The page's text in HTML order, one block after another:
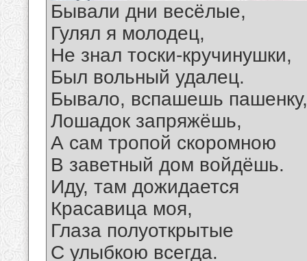
Бывали дни весёлые,
Гулял я молодец,
Не знал тоски-кручинушки,
Был вольный удалец.
Бывало, вспашешь пашенку,
Лошадок запряжёшь,
А сам тропой скоромною
В заветный дом войдёшь.
Иду, там дожидается
Красавица моя,
Глаза полуоткрытые
С улыбкою всегда.